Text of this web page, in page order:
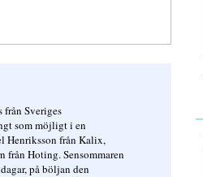
från Sveriges
som möjligt i en
Henriksson från Kalix,
från Hoting. Sensommaren
på böljan den